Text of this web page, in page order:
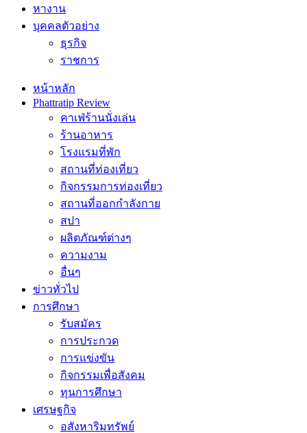
หางาน
บุคคลตัวอย่าง
ธุรกิจ
ราชการ
หน้าหลัก
Phattratip Review
คาเฟ่ร้านนั่งเล่น
ร้านอาหาร
โรงแรมที่พัก
สถานที่ท่องเที่ยว
กิจกรรมการท่องเที่ยว
สถานที่ออกกำลังกาย
สปา
ผลิตภัณฑ์ต่างๆ
ความงาม
อื่นๆ
ข่าวทั่วไป
การศึกษา
รับสมัคร
การประกวด
การแข่งขัน
กิจกรรมเพื่อสังคม
ทุนการศึกษา
เศรษฐกิจ
อสังหาริมทรัพย์